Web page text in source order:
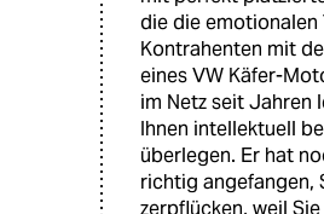
die die emotionalen
Kontrahenten mit
eines VW Käfer-
im Netz seit Jahren
Ihnen intellektuell
überlegen. Er hat
richtig angefangen,
zerpflücken, weil